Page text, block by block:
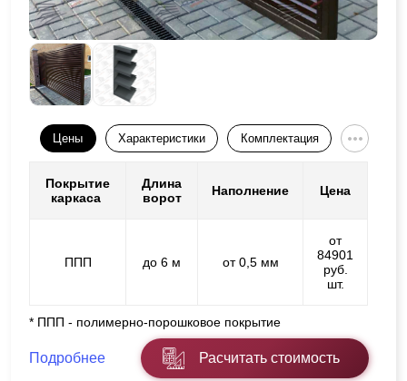
Цены Характеристики Комплектация
Покрытие
каркаса
Длина
ворот
Наполнение Цена
ППП до 6 м от 0,5 мм
от
84901
руб.
шт.
* ППП - полимерно-порошковое покрытие
Подробнее Расчитать стоимость